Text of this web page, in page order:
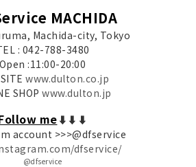
MACHIDA
Machida-city, Tokyo
: 042-788-3480
Open :11:00-20:00
www.dulton.co.jp
SHOP www.dulton.jp
me ⬇︎⬇︎⬇︎
account >>>@dfservice
dfservice/
@dfservice